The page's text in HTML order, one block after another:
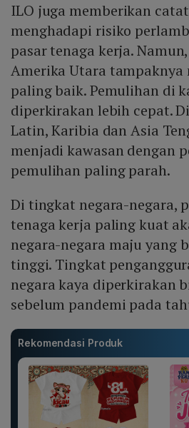
ILO juga memberikan
menghadapi risiko
pasar tenaga kerja.
Amerika Utara
paling baik. Pemulihan di
diperkirakan lebih cepat.
Latin, Karibia dan Asia
menjadi kawasan dengan
pemulihan paling parah.
Di tingkat negara-negara,
tenaga kerja paling kuat
negara-negara maju yang
tinggi. Tingkat
negara kaya diperkirakan
sebelum pandemi pada
Rekomendasi Produk